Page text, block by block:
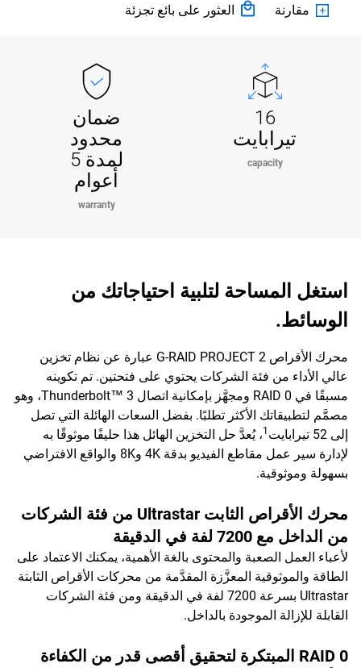
مقارنة العثور على بائع تجزئة
16
تيرابايت
capacity
ضمان
محدود
لمدة 5
أعوام
warranty
استغل المساحة لتلبية احتياجاتك من
الوسائط.
محرك الأقراص G-RAID PROJECT 2 عبارة عن نظام تخزين
عالي الأداء من فئة الشركات يحتوي على فتحتين. تم تكوينه
مسبقًا في RAID 0 ومجهَّز بإمكانية اتصال Thunderbolt™ 3، وهو
مصمَّم لتطبيقاتك الأكثر تطلبًا. بفضل السعات الهائلة التي تصل
إلى 52 تيرابايت
1، يُعدَّ حل التخزين الهائل هذا حليفًا موثوقًا به
لإدارة سير عمل مقاطع الفيديو بدقة 4K و8K والواقع الافتراضي
بسهولة وموثوقية.
محرك الأقراص الثابت Ultrastar من فئة الشركات
من الداخل مع 7200 لفة في الدقيقة
لأعباء العمل الصعبة والمحتوى بالغة الأهمية، يمكنك الاعتماد على
الطاقة والموثوقية المعزَّزة المقدَّمة من محركات الأقراص الثابتة
Ultrastar بسرعة 7200 لفة في الدقيقة ومن فئة الشركات
القابلة للإزالة الموجودة بالداخل.
RAID 0 المبتكرة لتحقيق أقصى قدر من الكفاءة